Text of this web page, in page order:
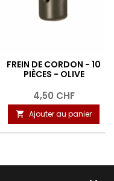
FREIN DE CORDON - 10
PIÈCES - OLIVE
4,50 CHF
 Ajouter au panier